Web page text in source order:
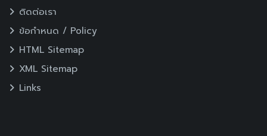
ติดต่อเรา
ข้อกำหนด / Policy
HTML Sitemap
XML Sitemap
Links